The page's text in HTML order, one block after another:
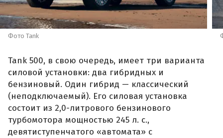
Фото Tank
Tank 500, в свою очередь, имеет три варианта
силовой установки: два гибридных и
бензиновый. Один гибрид — классический
(неподключаемый). Его силовая установка
состоит из 2,0-литрового бензинового
турбомотора мощностью 245 л. с.,
девятиступенчатого «автомата» с